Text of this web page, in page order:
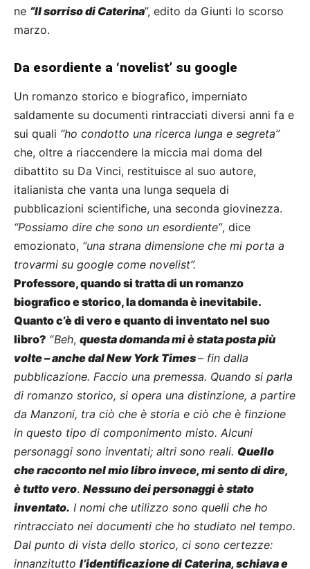
ne “Il sorriso di Caterina”, edito da Giunti lo scorso
marzo.
Da esordiente a ‘novelist’ su google
Un romanzo storico e biografico, imperniato
saldamente su documenti rintracciati diversi anni fa e
sui quali “ho condotto una ricerca lunga e segreta”
che, oltre a riaccendere la miccia mai doma del
dibattito su Da Vinci, restituisce al suo autore,
italianista che vanta una lunga sequela di
pubblicazioni scientifiche, una seconda giovinezza.
“Possiamo dire che sono un esordiente”, dice
emozionato, “una strana dimensione che mi porta a
trovarmi su google come novelist”.
Professore, quando si tratta di un romanzo
biografico e storico, la domanda è inevitabile.
Quanto c’è di vero e quanto di inventato nel suo
libro? “Beh, questa domanda mi è stata posta più
volte – anche dal New York Times– fin dalla
pubblicazione. Faccio una premessa. Quando si parla
di romanzo storico, si opera una distinzione, a partire
da Manzoni, tra ciò che è storia e ciò che è finzione
in questo tipo di componimento misto. Alcuni
personaggi sono inventati; altri sono reali. Quello
che racconto nel mio libro invece, mi sento di dire,
è tutto vero. Nessuno dei personaggi è stato
inventato. I nomi che utilizzo sono quelli che ho
rintracciato nei documenti che ho studiato nel tempo.
Dal punto di vista dello storico, ci sono certezze:
innanzitutto l’identificazione di Caterina, schiava e